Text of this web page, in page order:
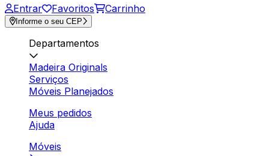
Entrar Favoritos Carrinho
Informe o seu CEP
Departamentos
Madeira Originals
Serviços
Móveis Planejados
Meus pedidos
Ajuda
Móveis